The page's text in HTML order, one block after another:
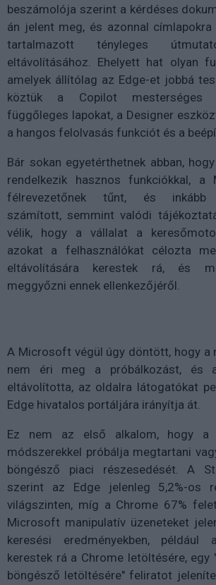
beszámolója szerint a kérdéses
án jelent meg, és azonnal
tartalmazott tényleges
eltávolításához. Ehelyett hat olyan
amelyek állítólag az Edge-et jobbá
köztük a Copilot mesterséges
függőleges lapokat, a Designer
a hangos felolvasás funkciót és a
Bár sokan egyetérthetnek abban,
rendelkezik hasznos funkciókkal, a
félrevezetőnek tűnt, és inkább
számított, semmint valódi
vélik, hogy a vállalat a
azokat a felhasználókat célozta
eltávolítására kerestek rá, és
meggyőzni ennek ellenkezőjéről.
A Microsoft végül úgy döntött, hogy a
nem éri meg a próbálkozást, és
eltávolította, az oldalra látogatókat
Edge hivatalos portáljára irányítja át.
Ez nem az első alkalom, hogy a
módszerekkel próbálja megtartani
böngésző piaci részesedését. A
szerint az Edge jelenleg 5,2%-os
világszinten, míg a Chrome 67%
Microsoft manipulatív üzeneteket
keresési eredményekben, például
kerestek rá a Chrome letöltésére, egy
böngésző letöltésére" feliratot